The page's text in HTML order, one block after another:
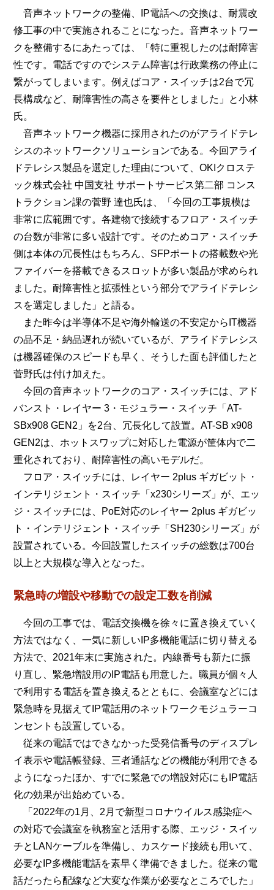
音声ネットワークの整備、IP電話への交換は、耐震改
修工事の中で実施されることになった。音声ネットワー
クを整備するにあたっては、「特に重視したのは耐障害
性です。電話ですのでシステム障害は行政業務の停止に
繋がってしまいます。例えばコア・スイッチは2台で冗
長構成など、耐障害性の高さを要件としました」と小林
氏。
音声ネットワーク機器に採用されたのがアライドテレ
シスのネットワークソリューションである。今回アライ
ドテレシス製品を選定した理由について、OKIクロステ
ック株式会社 中国支社 サポートサービス第二部 コンス
トラクション課の菅野 達也氏は、「今回の工事規模は
非常に広範囲です。各建物で接続するフロア・スイッチ
の台数が非常に多い設計です。そのためコア・スイッチ
側は本体の冗長性はもちろん、SFPポートの搭載数や光
ファイバーを搭載できるスロットが多い製品が求められ
ました。耐障害性と拡張性という部分でアライドテレシ
スを選定しました」と語る。
また昨今は半導体不足や海外輸送の不安定からIT機器
の品不足・納品遅れが続いているが、アライドテレシス
は機器確保のスピードも早く、そうした面も評価したと
菅野氏は付け加えた。
今回の音声ネットワークのコア・スイッチには、アド
バンスト・レイヤー 3・モジュラー・スイッチ「AT-
SBx908 GEN2」を2台、冗長化して設置。AT-SB x908
GEN2は、ホットスワップに対応した電源が筐体内で二
重化されており、耐障害性の高いモデルだ。
フロア・スイッチには、レイヤー 2plus ギガビット・
インテリジェント・スイッチ「x230シリーズ」が、エッ
ジ・スイッチには、PoE対応のレイヤー 2plus ギガビッ
ト・インテリジェント・スイッチ「SH230シリーズ」が
設置されている。今回設置したスイッチの総数は700台
以上と大規模な導入となった。
緊急時の増設や移動での設定工数を削減
今回の工事では、電話交換機を徐々に置き換えていく
方法ではなく、一気に新しいIP多機能電話に切り替える
方法で、2021年末に実施された。内線番号も新たに振
り直し、緊急増設用のIP電話も用意した。職員が個々人
で利用する電話を置き換えるとともに、会議室などには
緊急時を見据えてIP電話用のネットワークモジュラーコ
ンセントも設置している。
従来の電話ではできなかった受発信番号のディスプレ
イ表示や電話帳登録、三者通話などの機能が利用できる
ようになったほか、すでに緊急での増設対応にもIP電話
化の効果が出始めている。
「2022年の1月、2月で新型コロナウイルス感染症へ
の対応で会議室を執務室と活用する際、エッジ・スイッ
チとLANケーブルを準備し、カスケード接続も用いて、
必要なIP多機能電話を素早く準備できました。従来の電
話だったら配線など大変な作業が必要なところでした」